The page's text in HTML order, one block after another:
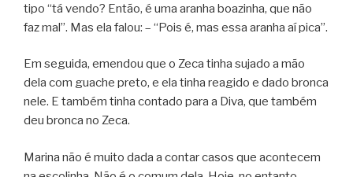
tipo “tá vendo? Então, é uma aranha boazinha, que não
faz mal”. Mas ela falou: – “Pois é, mas essa aranha aí pica”.
Em seguida, emendou que o Zeca tinha sujado a mão
dela com guache preto, e ela tinha reagido e dado bronca
nele. E também tinha contado para a Diva, que também
deu bronca no Zeca.
Marina não é muito dada a contar casos que acontecem